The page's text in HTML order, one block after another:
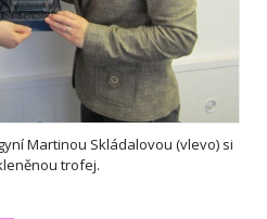
Martinou Skládalovou (vlevo) si
trofej.